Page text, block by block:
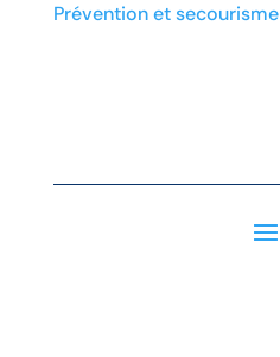
Prévention et secourisme